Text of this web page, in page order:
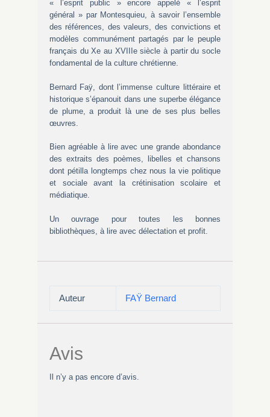
« l’esprit public » encore appelé « l’esprit
général » par Montesquieu, à savoir l’ensemble
des références, des valeurs, des convictions et
modèles communément partagés par le peuple
français du Xe au XVIIIe siècle à partir du socle
fondamental de la culture chrétienne.
Bernard Faÿ, dont l’immense culture littéraire et
historique s’épanouit dans une superbe élégance
de plume, a produit là une de ses plus belles
œuvres.
Bien agréable à lire avec une grande abondance
des extraits des poèmes, libelles et chansons
dont pétilla longtemps chez nous la vie politique
et sociale avant la crétinisation scolaire et
médiatique.
Un ouvrage pour toutes les bonnes
bibliothèques, à lire avec délectation et profit.
Auteur FAŸ Bernard
Avis
Il n’y a pas encore d’avis.